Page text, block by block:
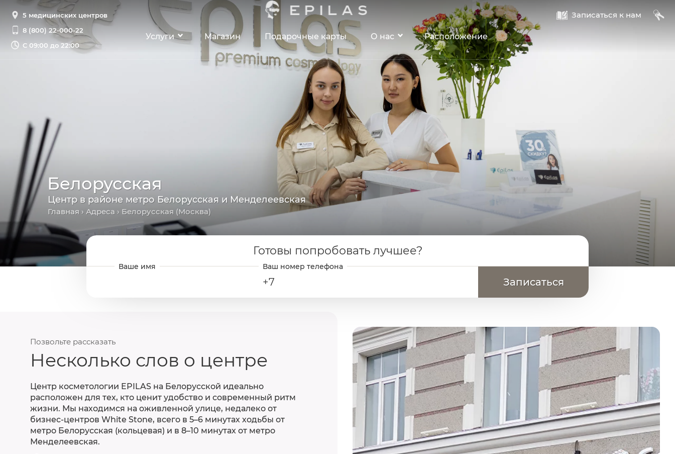
5 медицинских центров
8 (800) 22-000-22
С 09:00 до 22:00
Услуги Магазин Подарочные карты О нас Расположение
A Записаться к нам B
Белорусская
Центр в районе метро Белорусская и Менделеевская
Главная ›Адреса › Белорусская (Москва)
Готовы попробовать лучшее?
+7
Позвольте рассказать
Несколько слов о центре
Центр косметологии EPILAS на Белорусской идеально
расположен для тех, кто ценит удобство и современный ритм
жизни. Мы находимся на оживленной улице, недалеко от
бизнес-центров White Stone, всего в 5–6 минутах ходьбы от
метро Белорусская (кольцевая) и в 8–10 минутах от метро
Менделеевская.